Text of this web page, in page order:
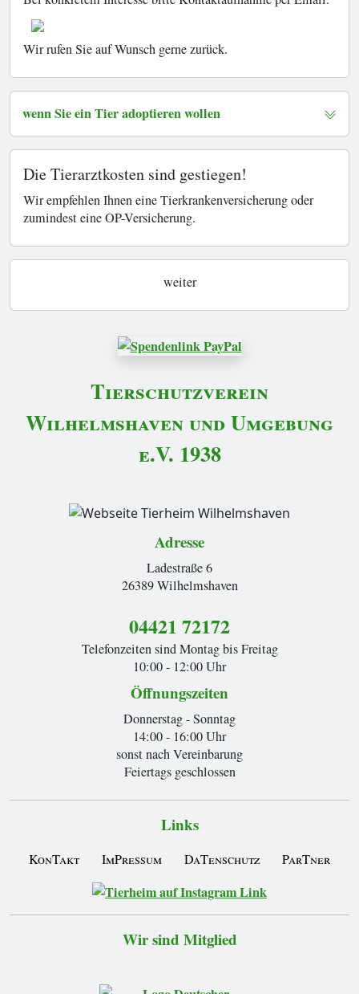
Wir rufen Sie auf Wunsch gerne zurück.
wenn Sie ein Tier adoptieren wollen
Die Tierarztkosten sind gestiegen!
Wir empfehlen Ihnen eine Tierkrankenversicherung oder
zumindest eine OP-Versicherung.
weiter
Tierschutzverein
Wilhelmshaven und Umgebung
e.V. 1938
Adresse
Ladestraße 6
26389 Wilhelmshaven
04421 72172
Telefonzeiten sind Montag bis Freitag
10:00 - 12:00 Uhr
Öffnungszeiten
Donnerstag - Sonntag
14:00 - 16:00 Uhr
sonst nach Vereinbarung
Feiertags geschlossen
Links
KonTakt ImPressum DaTenschutz ParTner
Wir sind Mitglied